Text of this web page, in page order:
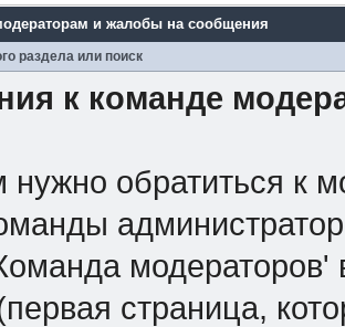
и жалобы на сообщения
раздела или поиск
к команде
нужно обратиться к
модераторов'
страница,